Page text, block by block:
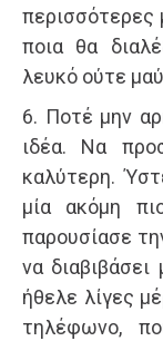
περισσότερες
ποια θα
λευκό ούτε
6. Ποτέ μην
ιδέα. Να
καλύτερη.
μία ακόμη
παρουσίασε
να
ήθελε λίγες
τηλέφωνο,